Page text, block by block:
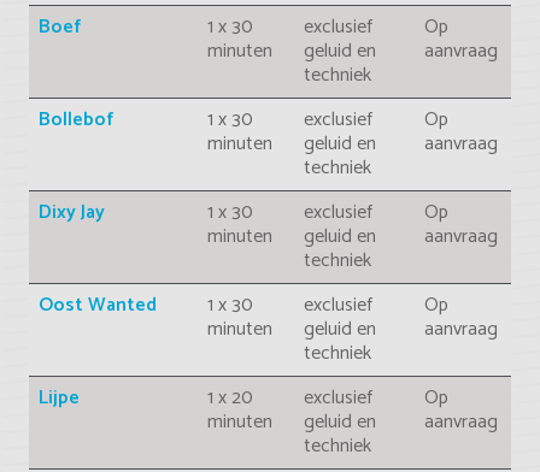
Boef 1 x 30
minuten
exclusief
geluid en
techniek
Op
aanvraag
Bollebof 1 x 30
minuten
exclusief
geluid en
techniek
Op
aanvraag
Dixy Jay 1 x 30
minuten
exclusief
geluid en
techniek
Op
aanvraag
Oost Wanted 1 x 30
minuten
exclusief
geluid en
techniek
Op
aanvraag
Lijpe 1 x 20
minuten
exclusief
geluid en
techniek
Op
aanvraag